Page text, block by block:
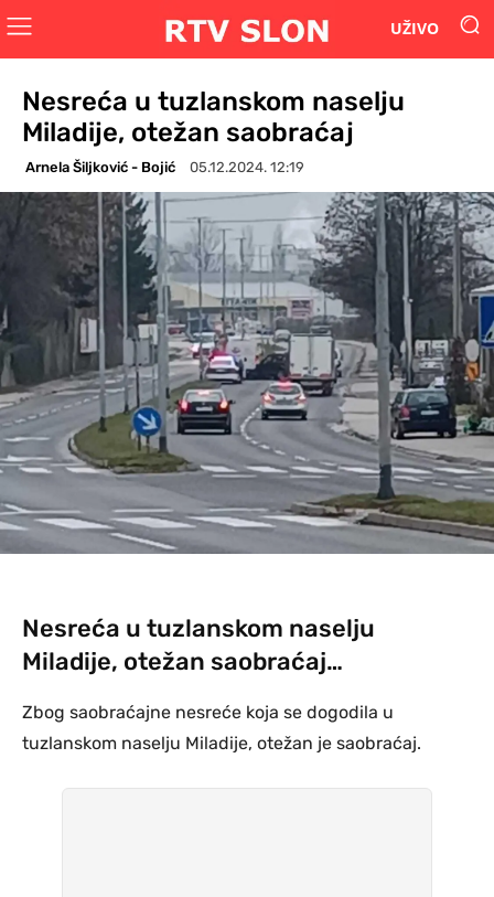
UŽIVO
Nesreća u tuzlanskom naselju
Miladije, otežan saobraćaj
Arnela Šiljković - Bojić 05.12.2024. 12:19
Nesreća u tuzlanskom naselju
Miladije, otežan saobraćaj…
Zbog saobraćajne nesreće koja se dogodila u
tuzlanskom naselju Miladije, otežan je saobraćaj.